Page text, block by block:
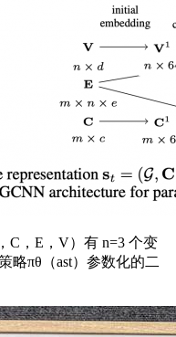
，E，V）有 n=3 个变
略πθ（ast）参数化的二